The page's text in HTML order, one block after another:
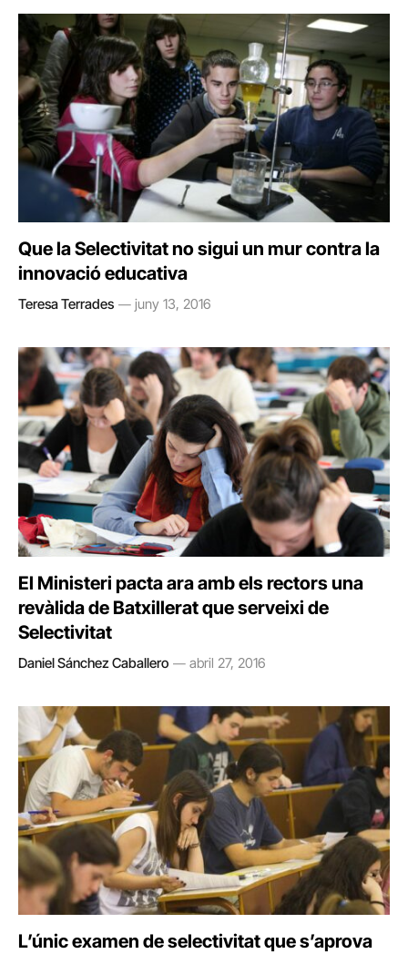
Que la Selectivitat no sigui un mur contra la
innovació educativa
Teresa Terrades juny 13, 2016
El Ministeri pacta ara amb els rectors una
revàlida de Batxillerat que serveixi de
Selectivitat
Daniel Sánchez Caballero abril 27, 2016
L’únic examen de selectivitat que s’aprova